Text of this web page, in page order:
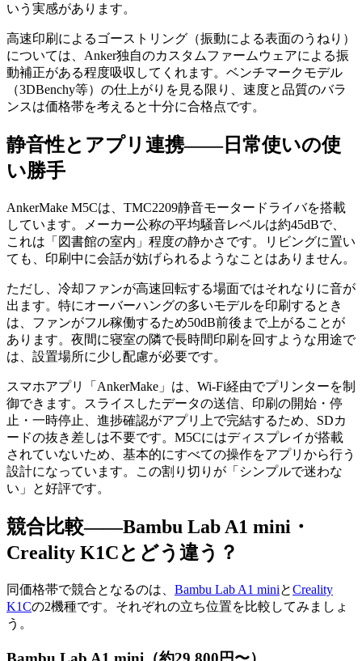
いう実感があります。
高速印刷によるゴーストリング（振動による表面のうねり）
については、Anker独自のカスタムファームウェアによる振
動補正がある程度吸収してくれます。ベンチマークモデル
（3DBenchy等）の仕上がりを見る限り、速度と品質のバラ
ンスは価格帯を考えると十分に合格点です。
静音性とアプリ連携——日常使いの使
い勝手
AnkerMake M5Cは、TMC2209静音モータードライバを搭載
しています。メーカー公称の平均騒音レベルは約45dBで、
これは「図書館の室内」程度の静かさです。リビングに置い
ても、印刷中に会話が妨げられるようなことはありません。
ただし、冷却ファンが高速回転する場面ではそれなりに音が
出ます。特にオーバーハングの多いモデルを印刷するとき
は、ファンがフル稼働するため50dB前後まで上がることが
あります。夜間に寝室の隣で長時間印刷を回すような用途で
は、設置場所に少し配慮が必要です。
スマホアプリ「AnkerMake」は、Wi-Fi経由でプリンターを制
御できます。スライスしたデータの送信、印刷の開始・停
止・一時停止、進捗確認がアプリ上で完結するため、SDカ
ードの抜き差しは不要です。M5Cにはディスプレイが搭載
されていないため、基本的にすべての操作をアプリから行う
設計になっています。この割り切りが「シンプルで迷わな
い」と好評です。
競合比較——Bambu Lab A1 mini・
Creality K1Cとどう違う？
同価格帯で競合となるのは、 Bambu Lab A1 miniとCreality
K1Cの2機種です。それぞれの立ち位置を比較してみましょ
う。